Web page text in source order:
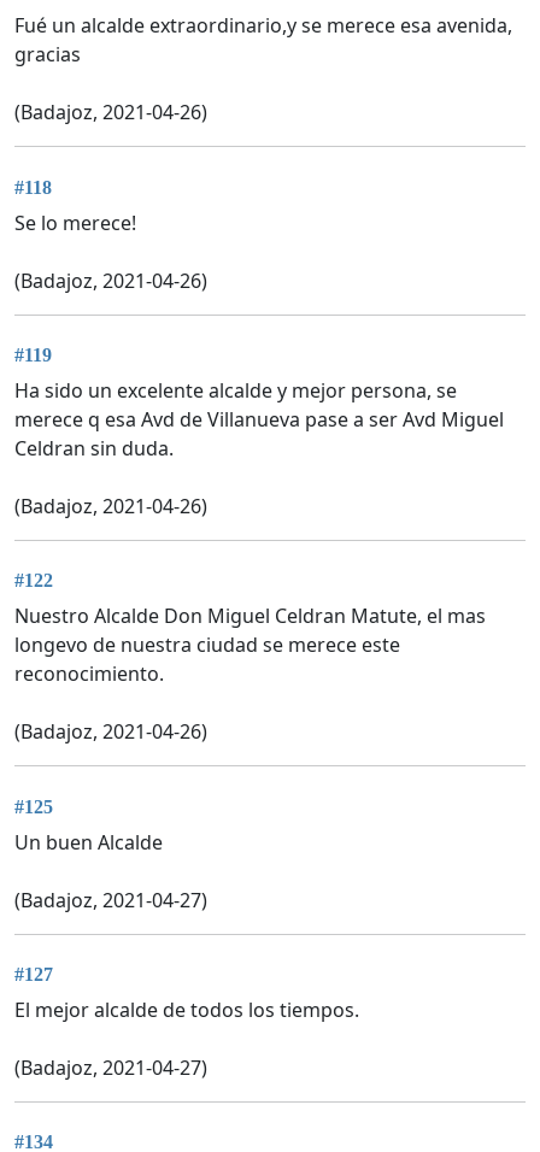
Fué un alcalde extraordinario,y se merece esa avenida,
gracias
(Badajoz, 2021-04-26)
#118
Se lo merece!
(Badajoz, 2021-04-26)
#119
Ha sido un excelente alcalde y mejor persona, se
merece q esa Avd de Villanueva pase a ser Avd Miguel
Celdran sin duda.
(Badajoz, 2021-04-26)
#122
Nuestro Alcalde Don Miguel Celdran Matute, el mas
longevo de nuestra ciudad se merece este
reconocimiento.
(Badajoz, 2021-04-26)
#125
Un buen Alcalde
(Badajoz, 2021-04-27)
#127
El mejor alcalde de todos los tiempos.
(Badajoz, 2021-04-27)
#134